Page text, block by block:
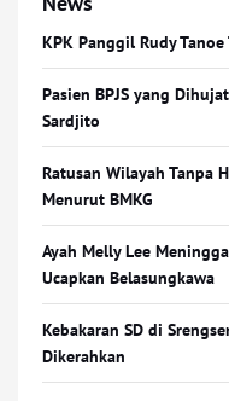
KPK Panggil Rudy
Pasien BPJS yang
Sardjito
Ratusan Wilayah Tanpa
Menurut BMKG
Ayah Melly Lee
Ucapkan Belasungkawa
Kebakaran SD di
Dikerahkan